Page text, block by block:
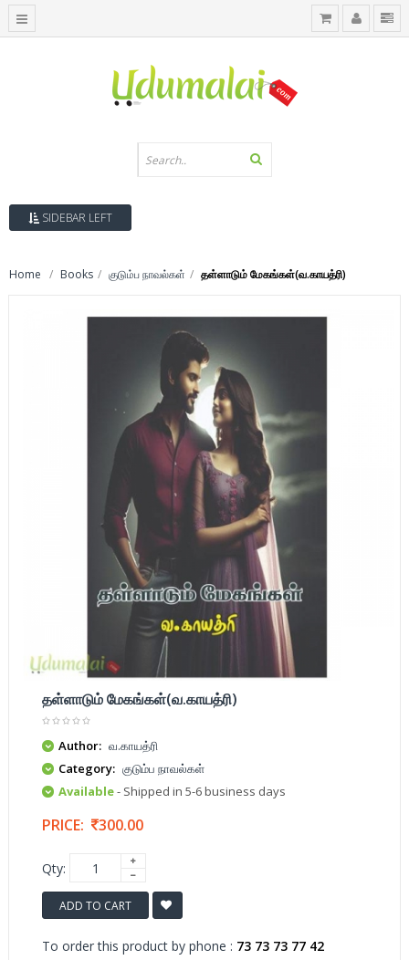
SIDEBAR LEFT
Home Books குடும்ப நாவல்கள் தள்ளாடும் மேகங்கள்(வ.காயத்ரி)
தள்ளாடும் மேகங்கள்(வ.காயத்ரி)
Author: வ.காயத்ரி
Category: குடும்ப நாவல்கள்
Available- Shipped in 5-6 business days
PRICE: 300.00
Qty:
ADD TO CART
To order this product by phone : 73 73 73 77 42